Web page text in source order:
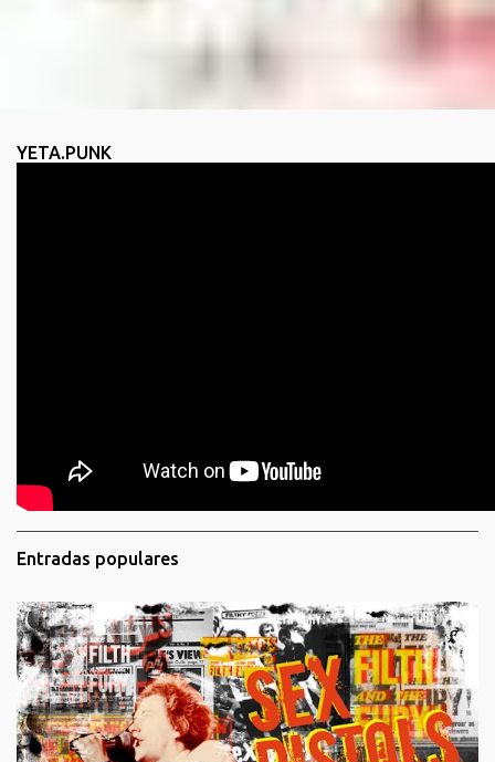
YETA.PUNK
Entradas populares